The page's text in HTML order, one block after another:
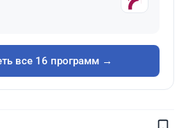
все 16 программ →
галочку рядом с